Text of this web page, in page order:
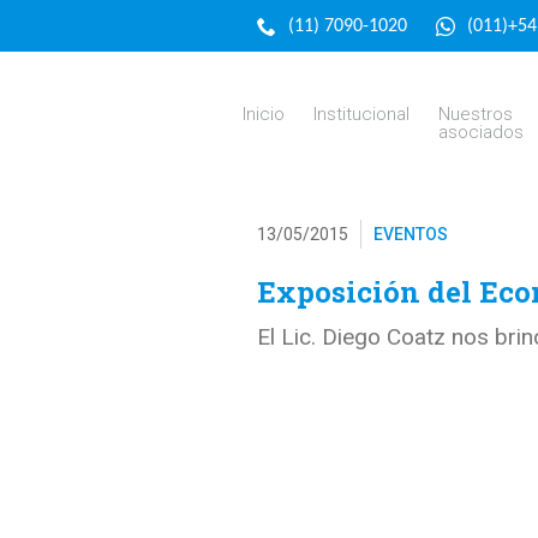
(11) 7090-1020
Inicio Institucional
Nuestros
asociados
13/05/2015 EVENTOS
Exposición del
El Lic. Diego Coatz nos